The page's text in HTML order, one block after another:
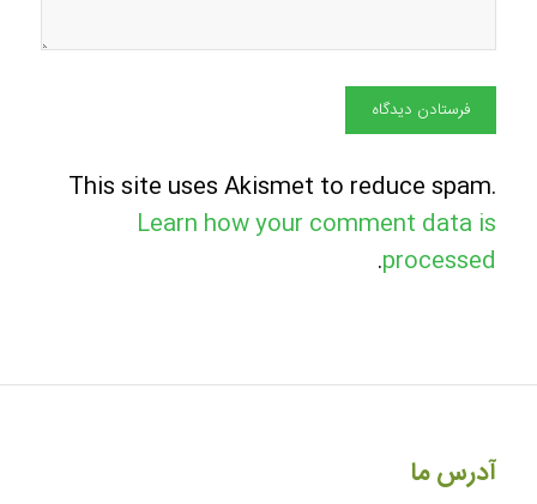
This site uses Akismet to reduce spam.
Learn how your comment data is
processed
.
آدرس ما